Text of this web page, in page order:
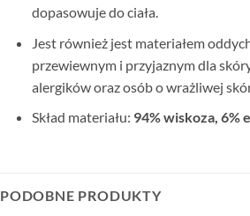
dopasowuje do ciała.
Jest również jest materiałem
przewiewnym i przyjaznym dla
alergików oraz osób o wrażliwej
Skład materiału: 94% wiskoza, 6%
PODOBNE PRODUKTY